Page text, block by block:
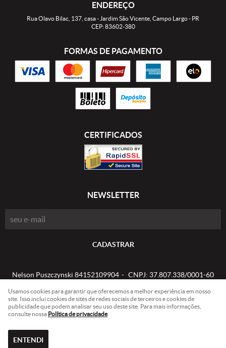
ENDEREÇO
Rua Olavo Bilac, 137, casa- Jardim São Vicente, Campo Largo- PR
CEP: 83602-380
FORMAS DE PAGAMENTO
CERTIFICADOS
NEWSLETTER
CADASTRAR
Nelson Puszczynski 84152109904 CNPJ: 37.807.338/0001-60
LOJA VIRTUAL CRIADA POR
Usamos cookies para garantir que oferecemos a melhor experiência em nosso
site. Isso inclui cookies de sites de redes sociais de terceiros e cookies de
publicidade que podem analisar seu uso deste site. Para mais informações,
consulte nossa Política de privacidade.
ENTENDI